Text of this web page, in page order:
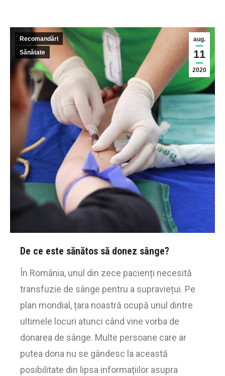
aug.
11
2020
Recomandări
Sănătate
De ce este sănătos să donez sânge?
În România, unul din zece pacienți necesită
transfuzie de sânge pentru a supraviețui. Pe
plan mondial, țara noastră ocupă unul dintre
ultimele locuri atunci când vine vorba de
donarea de sânge. Multe persoane care ar
putea dona nu se gândesc la această
posibilitate din lipsa informațiilor asupra